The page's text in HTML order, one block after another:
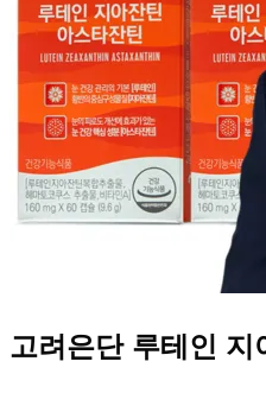
고려은단 루테인 지